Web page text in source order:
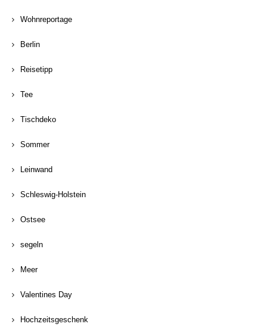
Wohnreportage
Berlin
Reisetipp
Tee
Tischdeko
Sommer
Leinwand
Schleswig-Holstein
Ostsee
segeln
Meer
Valentines Day
Hochzeitsgeschenk